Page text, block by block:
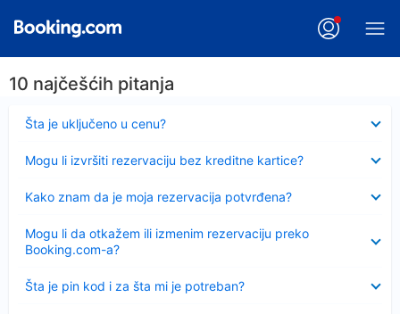
10 najčešćih pitanja
Šta je uključeno u cenu?
Sažeto
Mogu li izvršiti rezervaciju bez kreditne kartice?
Kako znam da je moja rezervacija potvrđena?
Mogu li da otkažem ili izmenim rezervaciju preko
Booking.com-a?
Šta je pin kod i za šta mi je potreban?
Sažeto